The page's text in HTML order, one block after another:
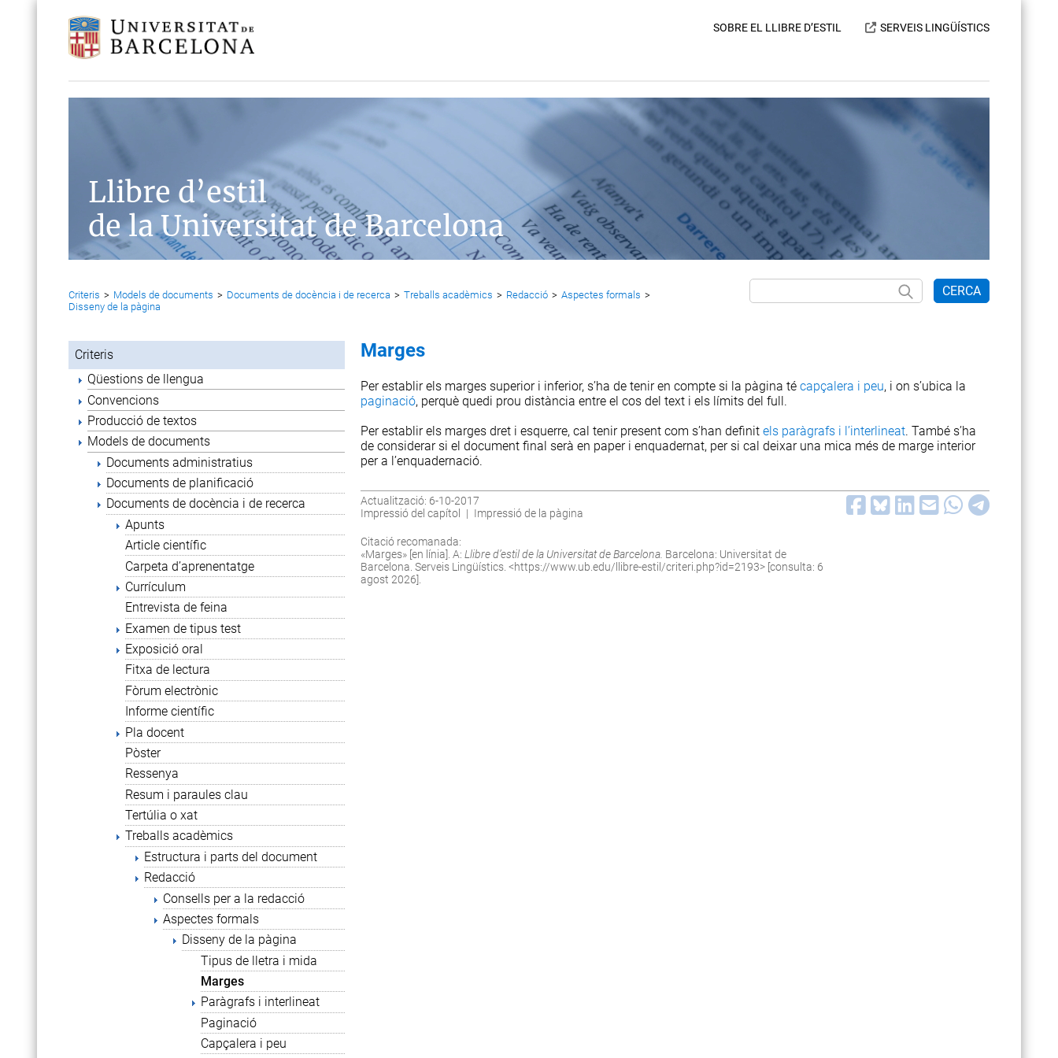
SOBRE EL LLIBRE D’ESTIL SERVEIS LINGÜÍSTICS
Llibre d’estil
de la Universitat de Barcelona
CERCA
Criteris > Models de documents > Documents de docència i de recerca > Treballs acadèmics > Redacció > Aspectes formals >
Disseny de la pàgina
Criteris
Qüestions de llengua
Convencions
Producció de textos
Models de documents
Documents administratius
Documents de planificació
Documents de docència i de recerca
Apunts
Article científic
Carpeta d’aprenentatge
Currículum
Entrevista de feina
Examen de tipus test
Exposició oral
Fitxa de lectura
Fòrum electrònic
Informe científic
Pla docent
Pòster
Ressenya
Resum i paraules clau
Tertúlia o xat
Treballs acadèmics
Estructura i parts del document
Redacció
Consells per a la redacció
Aspectes formals
Disseny de la pàgina
Tipus de lletra i mida
Marges
Paràgrafs i interlineat
Paginació
Capçalera i peu
Marges
Per establir els marges superior i inferior, s’ha de tenir en compte si la pàgina té capçalera i peu, i on s’ubica la
paginació, perquè quedi prou distància entre el cos del text i els límits del full.
Per establir els marges dret i esquerre, cal tenir present com s’han definit els paràgrafs i l’interlineat. També s’ha
de considerar si el document final serà en paper i enquadernat, per si cal deixar una mica més de marge interior
per a l’enquadernació.
Actualització: 6-10-2017
Impressió del capítol
| Impressió de la pàgina
Citació recomanada:
«Marges» [en línia]. A: Llibre d’estil de la Universitat de Barcelona. Barcelona: Universitat de
Barcelona. Serveis Lingüístics. <https://www.ub.edu/llibre-estil/criteri.php?id=2193> [consulta: 6
agost 2026].